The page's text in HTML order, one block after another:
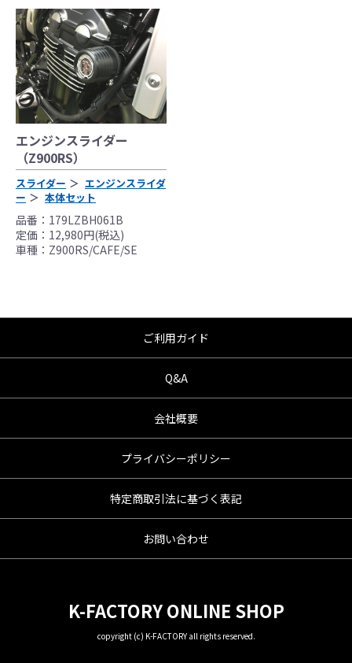
エンジンスライダー
（Z900RS）
スライダー
エンジンスライダ
ー
本体セット
品番：179LZBH061B
定価：12,980円(税込)
車種：Z900RS/CAFE/SE
●レーシングパーツはサーキットにおけるスポ
ーツ走行ならびにレース使用を目的としてお
り公道（※）での使用は出来ません。
●国内で開催される全ての競技に対応するわけ
ではございません。
レースでの使用に際しては、主催者が発行す
る競技規則を確認の上、お客様ご自身の判断
により装着をお願い致します。
●取り付けについては専門の資格と知識・経験
を有した整備士が、指定のサービスマニュア
ル、指定の基準に基づいた取り付けを行って
ください。
なお、取付時、使用時、その他で起きた全て
の事故、故障に対し保険、保証等は一切無
●商品の仕様・価格につきましては事前の予告
無く変更となる場合がありますので了承願い
●商品は、予告無く販売終了する場合がありま
すのでご了承願います。
ご利用ガイド
Q&A
会社概要
プライバシーポリシー
特定商取引法に基づく表記
お問い合わせ
K-FACTORY ONLINE SHOP
copyright (c) K-FACTORY all rights reserved.